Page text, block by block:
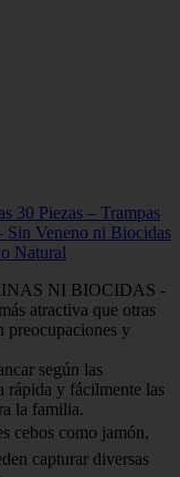
30 Piezas – Trampas
Sin Veneno ni Biocidas
Natural
NI BIOCIDAS -
atractiva que otras
preocupaciones y
según las
rápida y fácilmente las
la familia.
cebos como jamón,
capturar diversas